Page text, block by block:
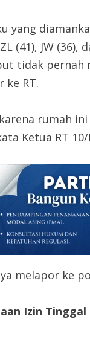
yang
ZL (41), JW
tidak pernah
ke RT.
rumah
Ketua RT 10/
melapor ke
Izin Tinggal